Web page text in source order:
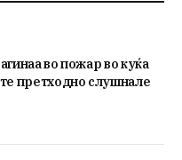
во пожар во куќа
претходно слушнале